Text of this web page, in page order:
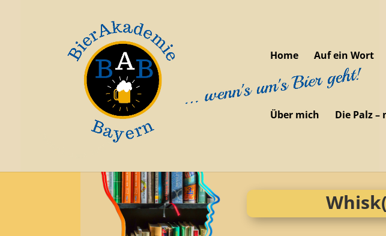
Home Auf ein Wort
Über mich Die Palz –